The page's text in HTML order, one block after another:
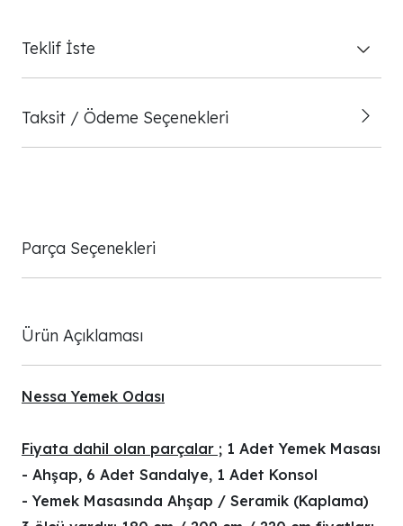
Teklif İste
Taksit / Ödeme Seçenekleri
Parça Seçenekleri
Ürün Açıklaması
Nessa Yemek Odası
Fiyata dahil olan parçalar ; 1 Adet Yemek Masası
- Ahşap, 6 Adet Sandalye, 1 Adet Konsol
- Yemek Masasında Ahşap / Seramik (Kaplama)